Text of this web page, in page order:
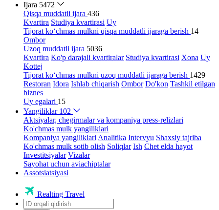
Ijara 5472
Qisqa muddatli ijara 436
Kvartira Studiya kvartirasi Uy
Tijorat ko‘chmas mulkni qisqa muddatli ijaraga berish 14
Ombor
Uzoq muddatli ijara 5036
Kvartira Ko'p darajali kvartiralar Studiya kvartirasi Xona Uy
Kottej
Tijorat ko‘chmas mulkni uzoq muddatli ijaraga berish 1429
Restoran Idora Ishlab chiqarish Ombor Do'kon Tashkil etilgan
biznes
Uy egalari 15
Yangiliklar 102
Aktsiyalar, chegirmalar va kompaniya press-relizlari
Ko'chmas mulk yangiliklari
Kompaniya yangiliklari Analitika Intervyu Shaxsiy tajriba
Ko'chmas mulk sotib olish Soliqlar Ish Chet elda hayot
Investitsiyalar Vizalar
Sayohat uchun aviachiptalar
Assotsiatsiyasi
Realting Travel